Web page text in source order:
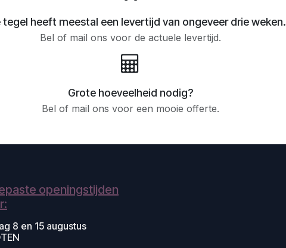
tegel heeft meestal een levertijd van ongeveer drie weken.
Bel of mail ons voor de actuele levertijd.
Grote hoeveelheid nodig?
Bel of mail ons voor een mooie offerte.
openingstijden
8 en 15 augustus